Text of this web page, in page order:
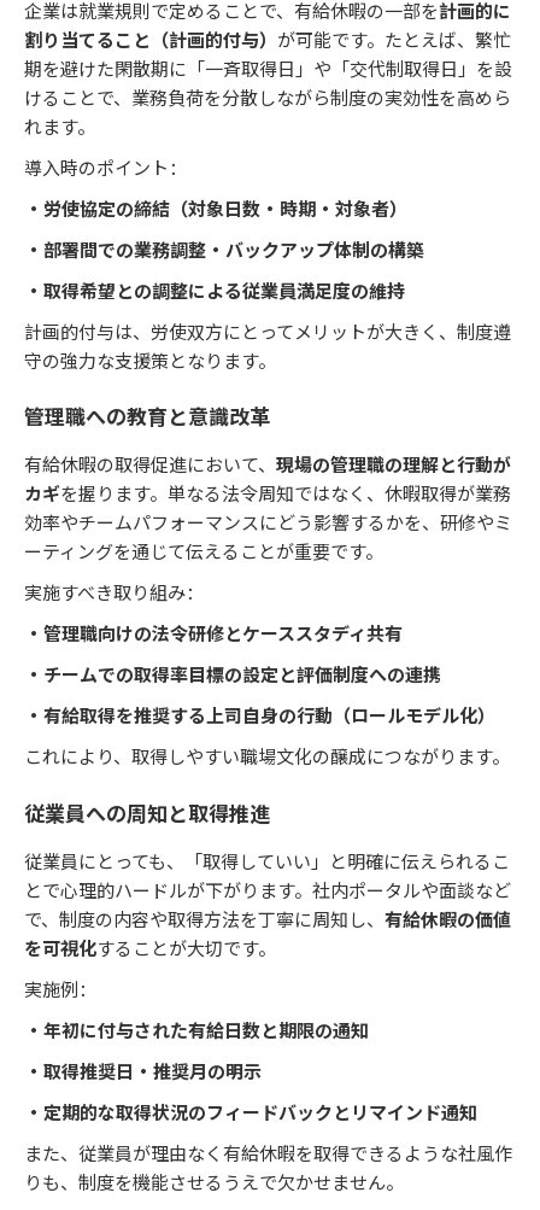
企業は就業規則で定めることで、有給休暇の一部を計画的に
割り当てること（計画的付与） が可能です。たとえば、繁忙
期を避けた閑散期に「一斉取得日」や「交代制取得日」を設
けることで、業務負荷を分散しながら制度の実効性を高めら
れます。
導入時のポイント：
・労使協定の締結（対象日数・時期・対象者）
・部署間での業務調整・バックアップ体制の構築
・取得希望との調整による従業員満足度の維持
計画的付与は、労使双方にとってメリットが大きく、制度遵
守の強力な支援策となります。
管理職への教育と意識改革
有給休暇の取得促進において、 現場の管理職の理解と行動が
カギを握ります。単なる法令周知ではなく、休暇取得が業務
効率やチームパフォーマンスにどう影響するかを、研修やミ
ーティングを通じて伝えることが重要です。
実施すべき取り組み：
・管理職向けの法令研修とケーススタディ共有
・チームでの取得率目標の設定と評価制度への連携
・有給取得を推奨する上司自身の行動（ロールモデル化）
これにより、取得しやすい職場文化の醸成につながります。
従業員への周知と取得推進
従業員にとっても、「取得していい」と明確に伝えられるこ
とで心理的ハードルが下がります。社内ポータルや面談など
で、制度の内容や取得方法を丁寧に周知し、 有給休暇の価値
を可視化することが大切です。
実施例：
・年初に付与された有給日数と期限の通知
・取得推奨日・推奨月の明示
・定期的な取得状況のフィードバックとリマインド通知
また、従業員が理由なく有給休暇を取得できるような社風作
りも、制度を機能させるうえで欠かせません。